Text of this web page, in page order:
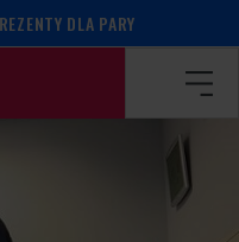
DLA PARY
/ Zac Nicholas camp!